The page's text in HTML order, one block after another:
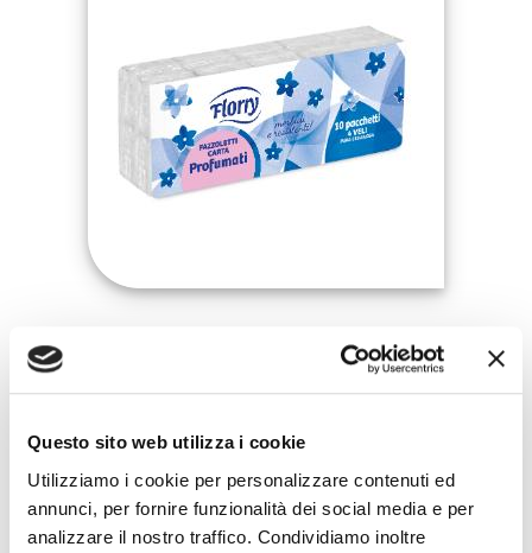
Questo sito web utilizza i cookie
Utilizziamo i cookie per personalizzare contenuti ed
annunci, per fornire funzionalità dei social media e per
analizzare il nostro traffico. Condividiamo inoltre
FAZZOLETTI PROFUMATI 10×9 4 VELI
VELINE MULTIUSO 1 VELO 100 PZ